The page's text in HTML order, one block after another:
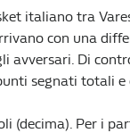
italiano tra
con una
avversari. Di
segnati totali e
(decima). Per i